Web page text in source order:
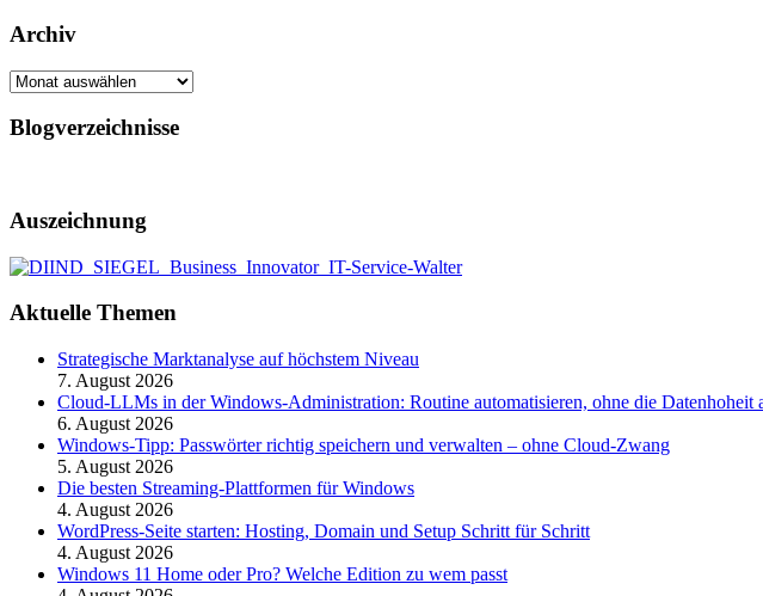
Archiv
Archiv
Blogverzeichnisse
Auszeichnung
Aktuelle Themen
Strategische Marktanalyse auf höchstem Niveau
7. August 2026
Cloud-LLMs in der Windows-Administration: Routine automatisieren, ohne die Datenhoheit
6. August 2026
Windows-Tipp: Passwörter richtig speichern und verwalten – ohne Cloud-Zwang
5. August 2026
Die besten Streaming-Plattformen für Windows
4. August 2026
WordPress-Seite starten: Hosting, Domain und Setup Schritt für Schritt
4. August 2026
Windows 11 Home oder Pro? Welche Edition zu wem passt